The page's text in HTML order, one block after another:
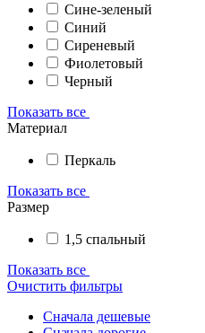
Сине-зеленый
Синий
Сиреневый
Фиолетовый
Черный
Показать все
Материал
Перкаль
Показать все
Размер
1,5 спальный
Показать все
Очистить фильтры
Сначала дешевые